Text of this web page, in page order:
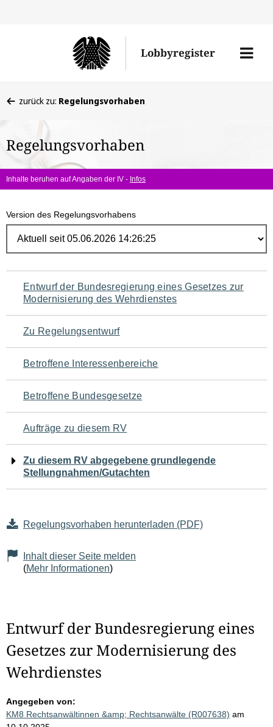
Lobbyregister
Menü
befinden
hier:
zurück zu: Regelungsvorhaben
Regelungsvorhaben
Inhalte beruhen auf Angaben der IV - Infos
Version des Regelungsvorhabens
Navigation
für
den
Seiteninhalt
Entwurf der Bundesregierung eines Gesetzes zur
Modernisierung des Wehrdienstes
Zu Regelungsentwurf
Betroffene Interessenbereiche
Betroffene Bundesgesetze
Aufträge zu diesem RV
Zu diesem RV abgegebene grundlegende
Stellungnahmen/Gutachten
Regelungsvorhaben herunterladen (PDF)
Inhalt dieser Seite melden
(Mehr Informationen)
Entwurf der Bundesregierung eines
Gesetzes zur Modernisierung des
Wehrdienstes
Angegeben von:
KM8 Rechtsanwältinnen &amp; Rechtsanwälte (R007638) am